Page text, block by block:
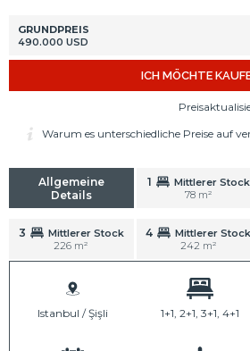
GRUNDPREIS
490.000 USD
ICH MÖCHTE
Warum es unterschiedliche Preise auf
Allgemeine
Details
1
Mittlerer Stock
78 m²
3
Mittlerer Stock
226 m²
4
Mittlerer Stock
242 m²
Istanbul / Şişli 1+1, 2+1, 3+1, 4+1